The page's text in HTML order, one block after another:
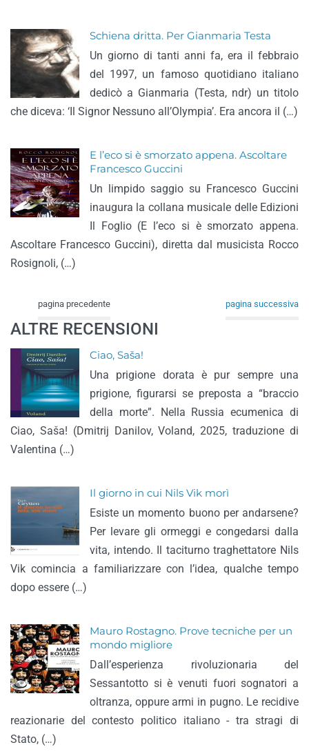
Schiena dritta. Per Gianmaria Testa
Un giorno di tanti anni fa, era il febbraio
del 1997, un famoso quotidiano italiano
dedicò a Gianmaria (Testa, ndr) un titolo
che diceva: ‘Il Signor Nessuno all’Olympia’. Era ancora il (…)
E l’eco si è smorzato appena. Ascoltare
Francesco Guccini
Un limpido saggio su Francesco Guccini
inaugura la collana musicale delle Edizioni
Il Foglio (E l’eco si è smorzato appena.
Ascoltare Francesco Guccini), diretta dal musicista Rocco
Rosignoli, (…)
pagina precedente pagina successiva
ALTRE RECENSIONI
Ciao, Saša!
Una prigione dorata è pur sempre una
prigione, figurarsi se preposta a “braccio
della morte”. Nella Russia ecumenica di
Ciao, Saša! (Dmitrij Danilov, Voland, 2025, traduzione di
Valentina (…)
Il giorno in cui Nils Vik morì
Esiste un momento buono per andarsene?
Per levare gli ormeggi e congedarsi dalla
vita, intendo. Il taciturno traghettatore Nils
Vik comincia a familiarizzare con l’idea, qualche tempo
dopo essere (…)
Mauro Rostagno. Prove tecniche per un
mondo migliore
Dall’esperienza rivoluzionaria del
Sessantotto si è venuti fuori sognatori a
oltranza, oppure armi in pugno. Le recidive
reazionarie del contesto politico italiano - tra stragi di
Stato, (…)